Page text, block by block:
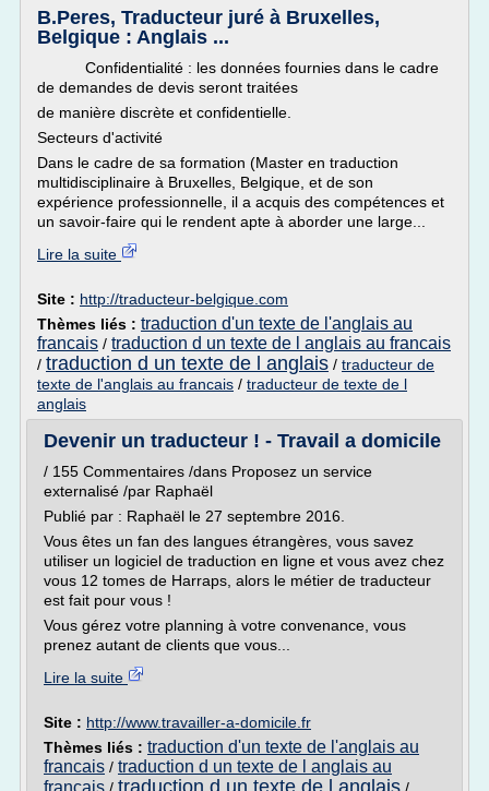
B.Peres, Traducteur juré à Bruxelles,
Belgique : Anglais ...
Confidentialité : les données fournies dans le cadre
de demandes de devis seront traitées
de manière discrète et confidentielle.
Secteurs d'activité
Dans le cadre de sa formation (Master en traduction
multidisciplinaire à Bruxelles, Belgique, et de son
expérience professionnelle, il a acquis des compétences et
un savoir-faire qui le rendent apte à aborder une large...
Lire la suite
Site : http://traducteur-belgique.com
Thèmes liés : traduction d'un texte de l'anglais au
francais / traduction d un texte de l anglais au francais
/ traduction d un texte de l anglais / traducteur de
texte de l'anglais au francais / traducteur de texte de l
anglais
Devenir un traducteur ! - Travail a domicile
/ 155 Commentaires /dans Proposez un service
externalisé /par Raphaël
Publié par : Raphaël le 27 septembre 2016.
Vous êtes un fan des langues étrangères, vous savez
utiliser un logiciel de traduction en ligne et vous avez chez
vous 12 tomes de Harraps, alors le métier de traducteur
est fait pour vous !
Vous gérez votre planning à votre convenance, vous
prenez autant de clients que vous...
Lire la suite
Site : http://www.travailler-a-domicile.fr
Thèmes liés : traduction d'un texte de l'anglais au
francais / traduction d un texte de l anglais au
francais
traduction d un texte de l anglais